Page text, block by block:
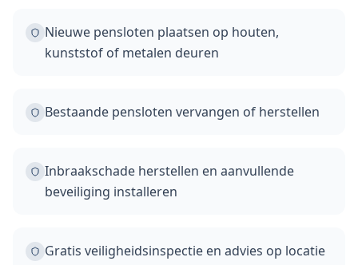
Nieuwe pensloten plaatsen op houten,
kunststof of metalen deuren
Bestaande pensloten vervangen of herstellen
Inbraakschade herstellen en aanvullende
beveiliging installeren
Gratis veiligheidsinspectie en advies op locatie